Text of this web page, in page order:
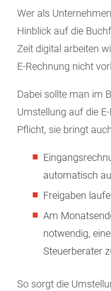
Wer als
Hinblick auf die
Zeit digital arbeiten
E-Rechnung nicht
Dabei sollte man im
Umstellung auf die
Pflicht, sie bringt
automatisch
Freigaben
Am
notwendig,
Steuerberater
So sorgt die